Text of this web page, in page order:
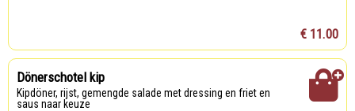
€ 11.00
Dönerschotel kip
Kipdöner, rijst, gemengde salade met dressing en friet en
saus naar keuze